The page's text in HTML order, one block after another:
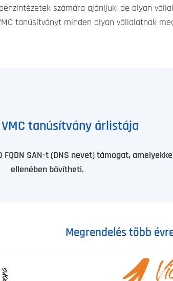
számára ajánljuk, de olyan
tanúsítványt minden olyan vállalatnak
tanúsítvány árlistája
SAN-t (DNS nevet) támogat,
ellenében bővítheti.
Megrendelés több